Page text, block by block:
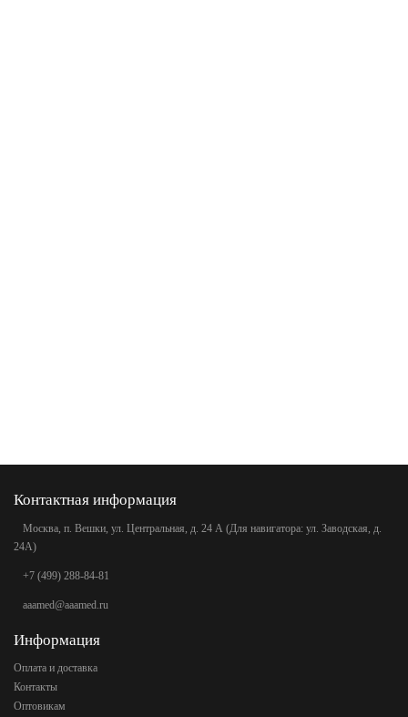
Контактная информация
Москва, п. Вешки, ул. Центральная, д. 24 А (Для навигатора: ул. Заводская, д.
24А)
+7 (499) 288-84-81
aaamed@aaamed.ru
Информация
Оплата и доставка
Контакты
Оптовикам